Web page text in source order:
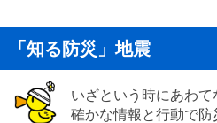
「知る防災」地震
いざという時にあわて
確かな情報と行動で防